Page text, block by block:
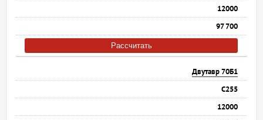
12000
97 700
Рассчитать
Двутавр 70Б1
С255
12000